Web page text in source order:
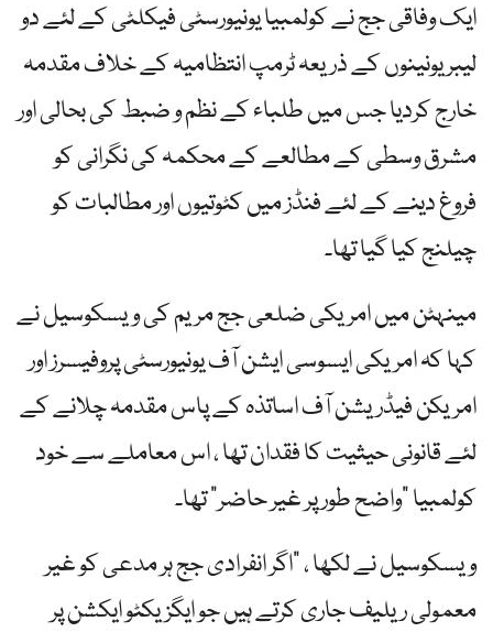
ایک وفاقی جج نے کولمبیا یونیورسٹی فیکلٹی کے لئے دو
لیبر یونینوں کے ذریعہ ٹرمپ انتظامیہ کے خلاف مقدمہ
خارج کردیا جس میں طلباء کے نظم و ضبط کی بحالی اور
مشرق وسطی کے مطالعے کے محکمہ کی نگرانی کو
فروغ دینے کے لئے فنڈز میں کٹوتیوں اور مطالبات کو
چیلنج کیا گیا تھا۔
مینہٹن میں امریکی ضلعی جج مریم کی ویسکوسیل نے
کہا کہ امریکی ایسوسی ایشن آف یونیورسٹی پروفیسرز اور
امریکن فیڈریشن آف اساتذہ کے پاس مقدمہ چلانے کے
لئے قانونی حیثیت کا فقدان تھا ، اس معاملے سے خود
کولمبیا "واضح طور پر غیر حاضر” تھا۔
ویسکوسیل نے لکھا ، "اگر انفرادی جج ہر مدعی کو غیر
معمولی ریلیف جاری کرتے ہیں جو ایگزیکٹو ایکشن پر